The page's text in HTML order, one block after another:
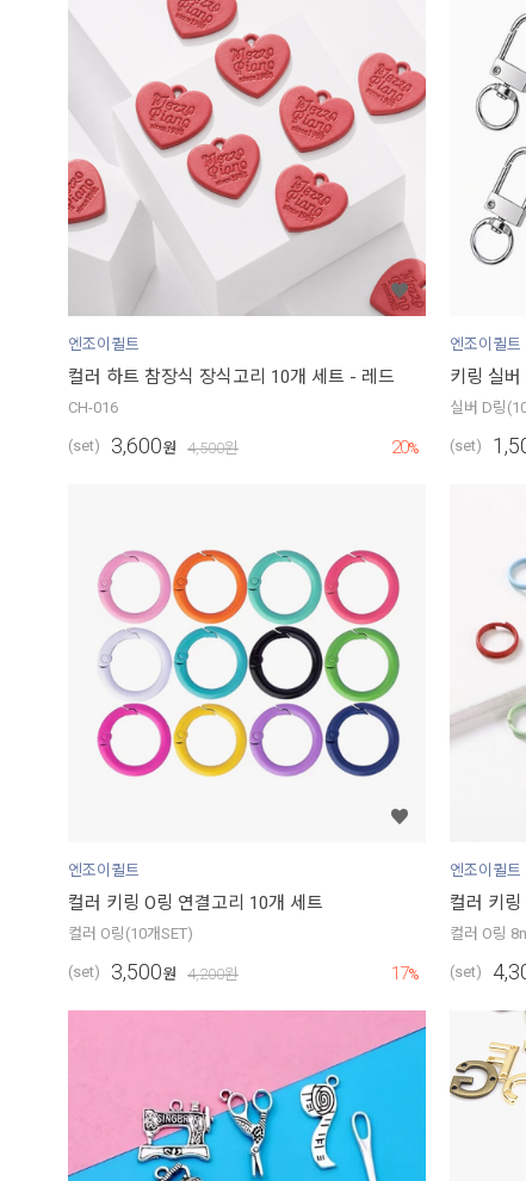
엔조이퀼트
컬러 하트 참장식 장식고리 10개 세트 - 레드
CH-016
(set) 3,600원 4,500원 20%
엔조이퀼트
키링 실
실버 D링
(set)
엔조이퀼트
컬러 키링 O링 연결고리 10개 세트
컬러 O링(10개SET)
(set) 3,500원 4,200원 17%
엔조이퀼트
컬러 키
컬러 O링
(set)